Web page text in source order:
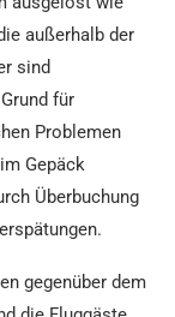
außerhalb der
sind
für
Problemen
Gepäck
Überbuchung
gegenüber dem